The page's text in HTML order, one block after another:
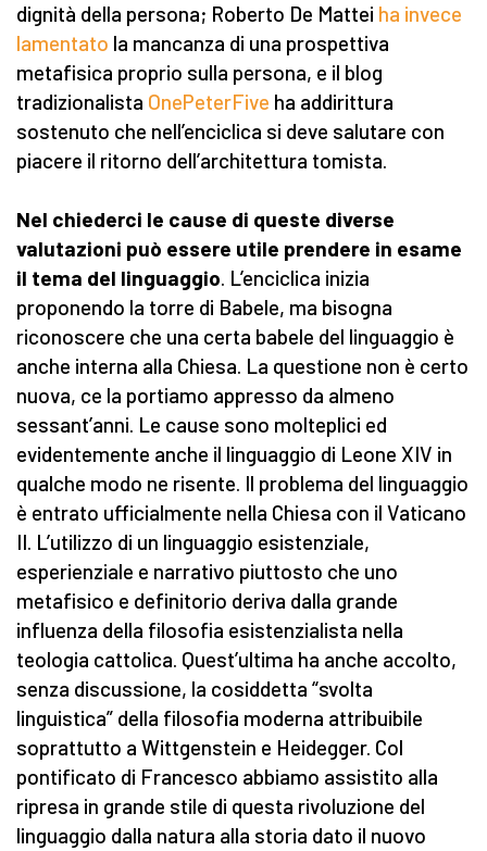
dignità della persona; Roberto De Mattei ha invece
lamentato la mancanza di una prospettiva
metafisica proprio sulla persona, e il blog
tradizionalista OnePeterFive ha addirittura
sostenuto che nell’enciclica si deve salutare con
piacere il ritorno dell’architettura tomista.
Nel chiederci le cause di queste diverse
valutazioni può essere utile prendere in esame
il tema del linguaggio. L’enciclica inizia
proponendo la torre di Babele, ma bisogna
riconoscere che una certa babele del linguaggio è
anche interna alla Chiesa. La questione non è certo
nuova, ce la portiamo appresso da almeno
sessant’anni. Le cause sono molteplici ed
evidentemente anche il linguaggio di Leone XIV in
qualche modo ne risente. Il problema del linguaggio
è entrato ufficialmente nella Chiesa con il Vaticano
II. L’utilizzo di un linguaggio esistenziale,
esperienziale e narrativo piuttosto che uno
metafisico e definitorio deriva dalla grande
influenza della filosofia esistenzialista nella
teologia cattolica. Quest’ultima ha anche accolto,
senza discussione, la cosiddetta “svolta
linguistica” della filosofia moderna attribuibile
soprattutto a Wittgenstein e Heidegger. Col
pontificato di Francesco abbiamo assistito alla
ripresa in grande stile di questa rivoluzione del
linguaggio dalla natura alla storia dato il nuovo